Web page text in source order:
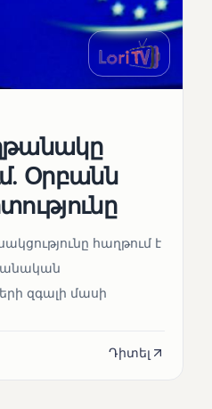
Օրբանն
հաղթում է
զգալի մասի
Դիտել